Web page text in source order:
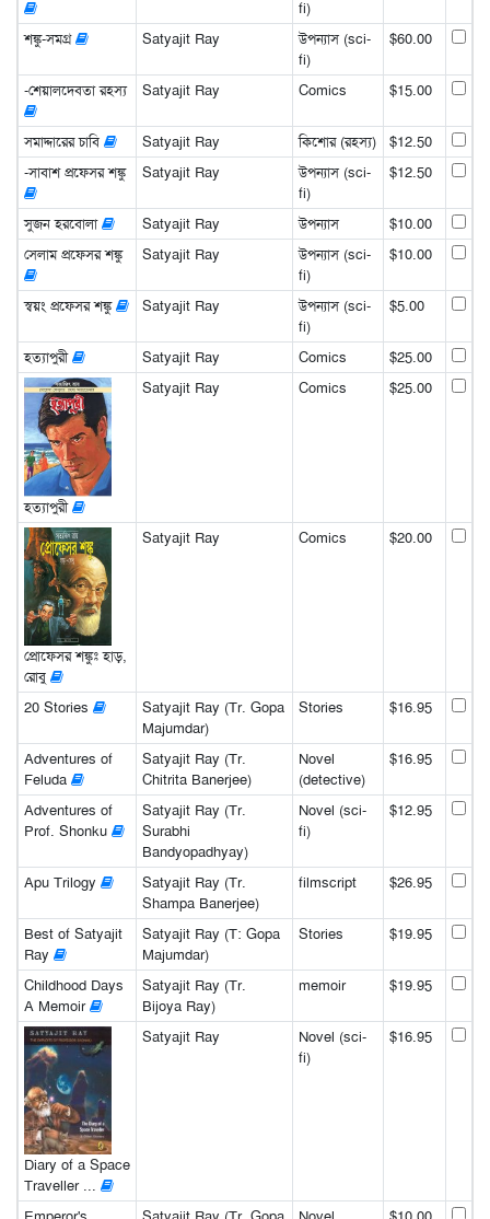
fi)
শঙ্কু-সমগ্র Satyajit Ray
উপন্যাস (sci-
fi)
$60.00
-শেয়ালদেবতা রহস্য Satyajit Ray Comics $15.00
সমাদ্দারের চাবি Satyajit Ray কিশোর (রহস্য)
$12.50
-সাবাশ প্রফেসর শঙ্কু
Satyajit Ray
উপন্যাস (sci-
fi)
$12.50
সুজন হরবোলা Satyajit Ray উপন্যাস
$10.00
সেলাম প্রফেসর শঙ্কু
Satyajit Ray
উপন্যাস (sci-
fi)
$10.00
স্বয়ং প্রফেসর শঙ্কু Satyajit Ray
উপন্যাস (sci-
fi)
$5.00
হত্যাপুরী Satyajit Ray Comics $25.00
হত্যাপুরী
Satyajit Ray Comics $25.00
প্রোফেসর শঙ্কুঃ হাড়,
রোবু
Satyajit Ray Comics $20.00
20 Stories
Satyajit Ray (Tr. Gopa
Majumdar)
Stories $16.95
Adventures of
Feluda
Satyajit Ray (Tr.
Chitrita Banerjee)
Novel
(detective)
$16.95
Adventures of
Prof. Shonku
Satyajit Ray (Tr.
Surabhi
Bandyopadhyay)
Novel (sci-
fi)
$12.95
Apu Trilogy
Satyajit Ray (Tr.
Shampa Banerjee)
filmscript $26.95
Best of Satyajit
Ray
Satyajit Ray (T: Gopa
Majumdar)
Stories $19.95
Childhood Days
A Memoir
Satyajit Ray (Tr.
Bijoya Ray)
memoir $19.95
Diary of a Space
Traveller ...
Satyajit Ray
Novel (sci-
fi)
$16.95